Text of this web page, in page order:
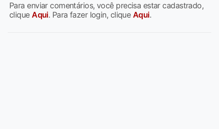
Para enviar comentários, você precisa estar cadastrado,
cliqueAqui. Para fazer login, clique Aqui.